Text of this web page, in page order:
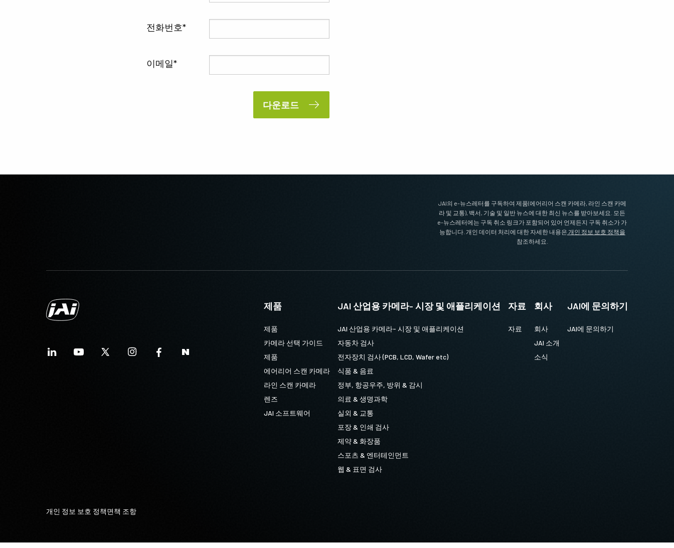
전화번호
이메일
다운로드
JAI의 e-뉴스레터를 구독하여 제품(에어리어 스캔 카메라, 라인 스캔 카메
라 및 교통), 백서, 기술 및 일반 뉴스에 대한 최신 뉴스를 받아보세요. 모든
e-뉴스레터에는 구독 취소 링크가 포함되어 있어 언제든지 구독 취소가 가
능합니다. 개인 데이터 처리에 대한 자세한 내용은 개인 정보 보호 정책을
참조하세요.
제품
제품
카메라 선택 가이드
제품
에어리어 스캔 카메라
라인 스캔 카메라
렌즈
JAI 소프트웨어
JAI 산업용 카메라- 시장 및 애플리케이션
JAI 산업용 카메라- 시장 및 애플리케이션
자동차 검사
전자장치 검사 (PCB, LCD, Wafer etc)
식품 & 음료
정부, 항공우주, 방위 & 감시
의료 & 생명과학
실외 & 교통
포장 & 인쇄 검사
제약 & 화장품
스포츠 & 엔터테인먼트
웹 & 표면 검사
자료
자료
회사
회사
JAI 소개
소식
JAI에 문의하기
JAI에 문의하기
개인 정보 보호 정책면책 조항